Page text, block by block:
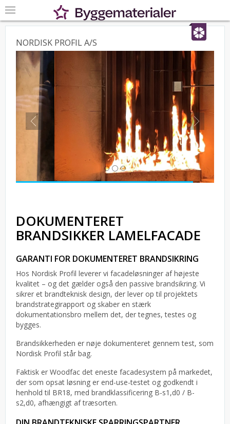
NORDISK PROFIL A/S
Previous Next
DOKUMENTERET
BRANDSIKKER LAMELFACADE
GARANTI FOR DOKUMENTERET BRANDSIKRING
Hos Nordisk Profil leverer vi facadeløsninger af højeste
kvalitet – og det gælder også den passive brandsikring. Vi
sikrer et brandteknisk design, der lever op til projektets
brandstrategirapport og skaber en stærk
dokumentationsbro mellem det, der tegnes, testes og
bygges.
Brandsikkerheden er nøje dokumenteret gennem test, som
Nordisk Profil står bag.
Faktisk er Woodfac det eneste facadesystem på markedet,
der som opsat løsning er end-use-testet og godkendt i
henhold til BR18, med brandklassificering B-s1,d0 / B-
s2,d0, afhængigt af træsorten.